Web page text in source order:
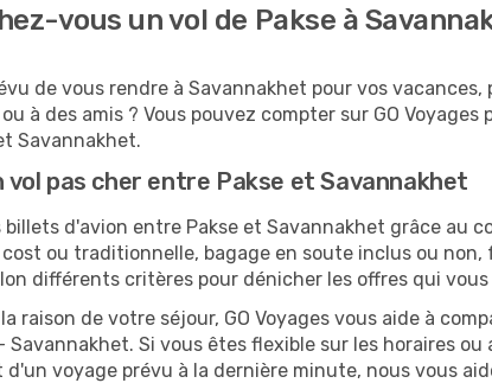
vous un vol de Pakse à
de vous rendre à Savannakhet pour vos
à des amis ? Vous pouvez compter sur GO
Savannakhet.
vol pas cher entre Pakse et Savannakhet
billets d'avion entre Pakse et Savannakhet grâce au
ou traditionnelle, bagage en soute inclus ou
différents critères pour dénicher les offres qui
raison de votre séjour, GO Voyages vous aide à
Savannakhet. Si vous êtes flexible sur les horaires
d'un voyage prévu à la dernière minute, nous vous